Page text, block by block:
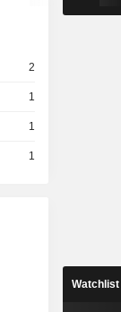
2
1
1
1
Watchlist